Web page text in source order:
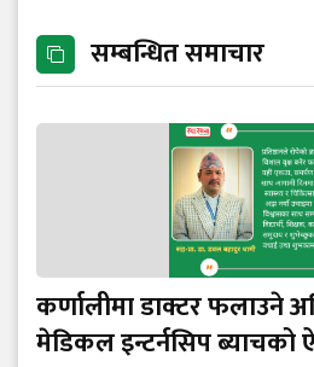
सम्बन्धित समाचार
कर्णालीमा डाक्टर फलाउने
मेडिकल इन्टर्नसिप ब्याचको